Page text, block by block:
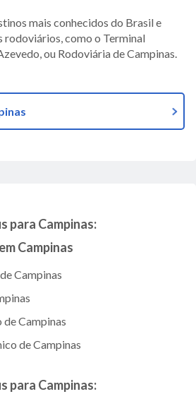
mais conhecidos do Brasil e
rodoviários, como o Terminal
ou Rodoviária de Campinas.
para Campinas:
Campinas
Campinas
de Campinas
de Campinas
para Campinas: